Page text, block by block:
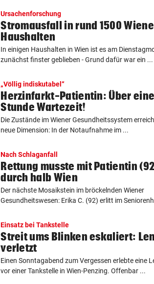
Ursachenforschung
Stromausfall in rund 1500
Haushalten
In einigen Haushalten in Wien ist es am
zunächst finster geblieben - Grund dafür war ein ...
„Völlig indiskutabel“
Herzinfarkt-Patientin: Über eine
Stunde Wartezeit!
Die Zustände im Wiener Gesundheitssystem
neue Dimension: In der Notaufnahme im ...
Nach Schlaganfall
Rettung musste mit Patientin
durch halb Wien
Der nächste Mosaikstein im bröckelnden Wiener
Gesundheitswesen: Erika C. (92) erlitt im
Einsatz bei Tankstelle
Streit ums Blinken eskaliert:
verletzt
Einen Sonntagabend zum Vergessen erlebte eine
vor einer Tankstelle in Wien-Penzing. Offenbar ...